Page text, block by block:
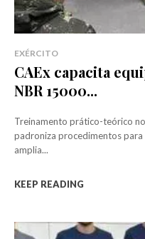
EXÉRCITO
CAEx capacita
NBR 15000...
Treinamento prático-teórico
padroniza procedimentos para
amplia...
KEEP READING